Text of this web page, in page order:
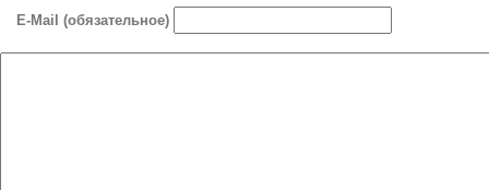
E-Mail (обязательное)